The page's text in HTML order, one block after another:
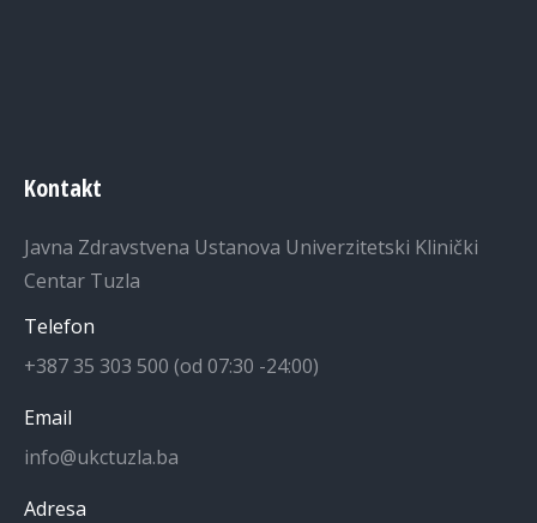
Kontakt
Javna Zdravstvena Ustanova Univerzitetski Klinički
Centar Tuzla
Telefon
+387 35 303 500 (od 07:30 -24:00)
Email
info@ukctuzla.ba
Adresa